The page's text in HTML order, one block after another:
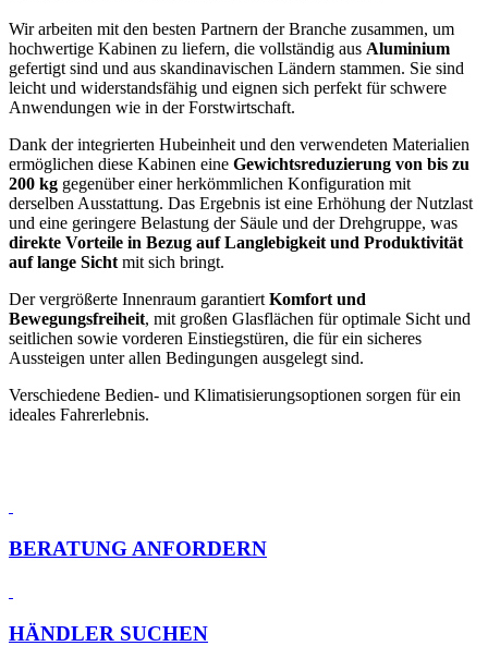
Wir arbeiten mit den besten Partnern der Branche zusammen, um
hochwertige Kabinen zu liefern, die vollständig aus Aluminium
gefertigt sind und aus skandinavischen Ländern stammen. Sie sind
leicht und widerstandsfähig und eignen sich perfekt für schwere
Anwendungen wie in der Forstwirtschaft.
Dank der integrierten Hubeinheit und den verwendeten Materialien
ermöglichen diese Kabinen eine Gewichtsreduzierung von bis zu
200 kg gegenüber einer herkömmlichen Konfiguration mit
derselben Ausstattung. Das Ergebnis ist eine Erhöhung der Nutzlast
und eine geringere Belastung der Säule und der Drehgruppe, was
direkte Vorteile in Bezug auf Langlebigkeit und Produktivität
auf lange Sichtmit sich bringt.
Der vergrößerte Innenraum garantiertKomfort und
Bewegungsfreiheit, mit großen Glasflächen für optimale Sicht und
seitlichen sowie vorderen Einstiegstüren, die für ein sicheres
Aussteigen unter allen Bedingungen ausgelegt sind.
Verschiedene Bedien- und Klimatisierungsoptionen sorgen für ein
ideales Fahrerlebnis.
BERATUNG ANFORDERN
HÄNDLER SUCHEN